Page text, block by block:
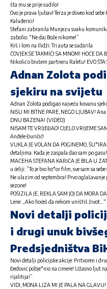
šta mu se prije sudilo!
Ovo je prava ljubav! Terza je doveo kod
Kaluđerici!
Stefani zabranila Munjezu svaku
zabolio: “Ne daj Bože nikome!”
Krš i lom na Ilidži: Tri auta se sudarila
ČOVJEK SE TAKMIČI SA MNOM! HOĆE
Nikolić o bivšem partneru Raletu! EVO ŠTA
Adnan Zolota
sjekiru na svijetu
Adnan Zolota podigao najveću kovanu
NISU MI BITNE PARE, NEGO LJUBAV!
DNU BAZENA! (VIDEO)
NISAM TE VRIJEĐAO! CIJELO VRIJEME
Anđele Đuričić!
VUKLA JE VOLAN DA POGINEMO,
detaljima: Kada je zaspala dao sam po gasu!
MAĆEHA STEFANA KARIĆA JE BILA U
u ćeliji: ”To je bio ho*or film, sve sam sa
Ne ulazim od septembra! Prvo
sezone!
POŠIZILA JE, REKLA SAM JOJ DA MORA
Lene: „Ako hoćeš da nekom uništiš život…“
Novi detalji
i drugi unuk
Predsjedništva
Novi detalji policijske akcije: Pritvoren i
Đedović pobje*nio na cimere! Užasno ljut
rijalitija!”
VIDI, MONA LIZA MI JE PALA NA